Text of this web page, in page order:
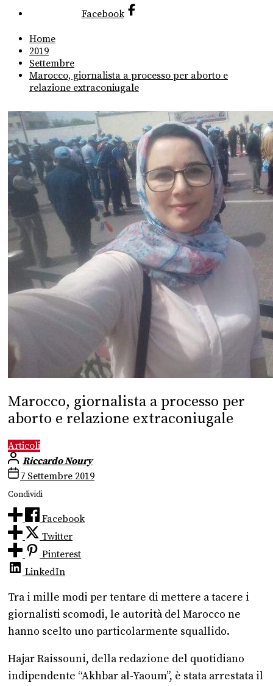
Facebook
Home
2019
Settembre
Marocco, giornalista a processo per aborto e
relazione extraconiugale
Marocco, giornalista a processo per
aborto e relazione extraconiugale
Articoli
Riccardo Noury
7 Settembre 2019
Condividi
Facebook
Twitter
Pinterest
LinkedIn
Tra i mille modi per tentare di mettere a tacere i
giornalisti scomodi, le autorità del Marocco ne
hanno scelto uno particolarmente squallido.
Hajar Raissouni, della redazione del quotidiano
indipendente “Akhbar al-Yaoum”, è stata arrestata il